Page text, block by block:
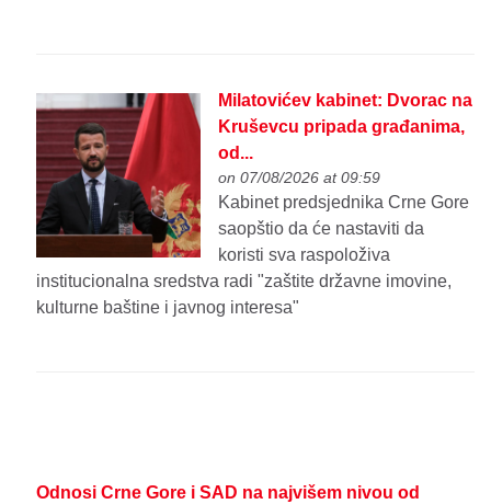
Milatovićev kabinet: Dvorac na
Kruševcu pripada građanima,
od...
on 07/08/2026 at 09:59
Kabinet predsjednika Crne Gore
saopštio da će nastaviti da
koristi sva raspoloživa
institucionalna sredstva radi "zaštite državne imovine,
kulturne baštine i javnog interesa"
Odnosi Crne Gore i SAD na najvišem nivou od